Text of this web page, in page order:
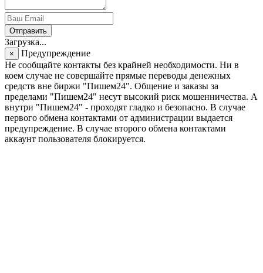
Отправить
Загрузка...
×
Предупреждение
Не сообщайте контакты без крайней необходимости. Ни в
коем случае не совершайте прямые переводы денежных
средств вне биржи "Пишем24". Общение и заказы за
пределами "Пишем24" несут высокий риск мошенничества. А
внутри "Пишем24" - проходят гладко и безопасно. В случае
первого обмена контактами от администрации выдается
предупреждение. В случае второго обмена контактами
аккаунт пользователя блокируется.